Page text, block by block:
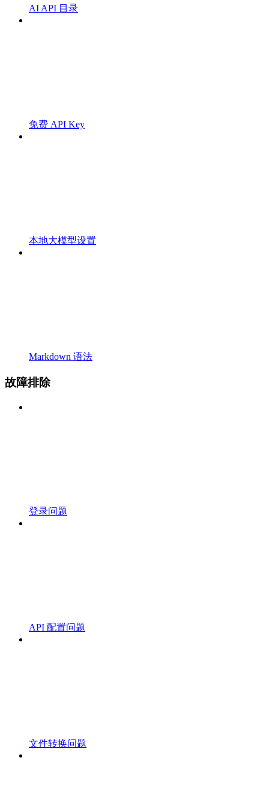
AI API 目录
免费 API Key
本地大模型设置
Markdown 语法
故障排除
登录问题
API 配置问题
文件转换问题